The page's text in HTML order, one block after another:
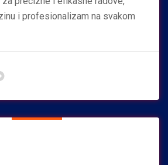
i profesionalizam na svakom